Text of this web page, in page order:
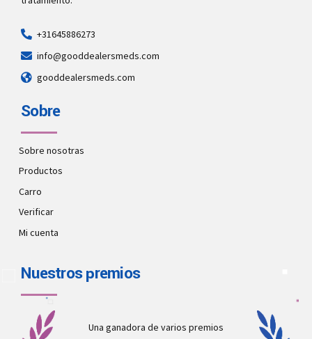
+31645886273
info@gooddealersmeds.com
gooddealersmeds.com
Sobre
Sobre nosotras
Productos
Carro
Verificar
Mi cuenta
Nuestros premios
Una ganadora de varios premios